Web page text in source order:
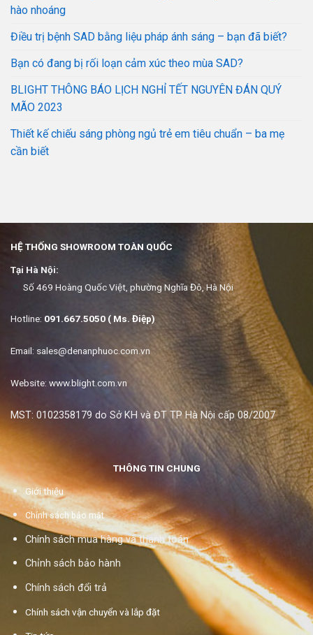
hào nhoáng
Điều trị bệnh SAD bằng liệu pháp ánh sáng – bạn đã biết?
Bạn có đang bị rối loạn cảm xúc theo mùa SAD?
BLIGHT THÔNG BÁO LỊCH NGHỈ TẾT NGUYÊN ĐÁN QUÝ
MÃO 2023
Thiết kế chiếu sáng phòng ngủ trẻ em tiêu chuẩn – ba mẹ
cần biết
HỆ THỐNG SHOWROOM TOÀN QUỐC
Tại Hà Nội:
Số 469 Hoàng Quốc Việt, phường Nghĩa Đô, Hà Nội
Hotline: 091.667.5050 ( Ms. Điệp)
Email: sales@denanphuoc.com.vn
Website: www.blight.com.vn
MST: 0102358179 do Sở KH và ĐT TP Hà Nội cấp 08/2007
THÔNG TIN CHUNG
Giới thiệu
Chính sách bảo mật
Chính sách mua hàng và thanh toán
Chỉnh sách bảo hành
Chính sách đổi trả
Chính sách vận chuyển và lắp đặt